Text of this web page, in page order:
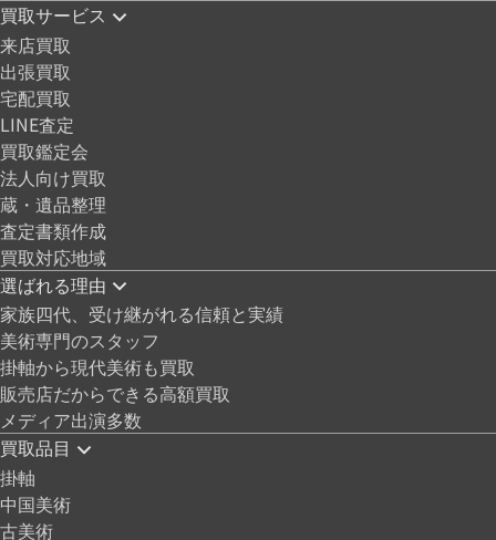
買取サービス
来店買取
出張買取
宅配買取
LINE査定
買取鑑定会
法人向け買取
蔵・遺品整理
査定書類作成
買取対応地域
選ばれる理由
家族四代、受け継がれる信頼と実績
美術専門のスタッフ
掛軸から現代美術も買取
販売店だからできる高額買取
メディア出演多数
買取品目
掛軸
中国美術
古美術